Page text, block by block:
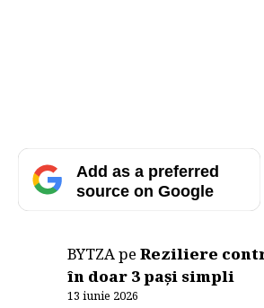
Add as a preferred
source on Google
BYTZApeReziliere
în doar 3 pași simpli
13 iunie 2026